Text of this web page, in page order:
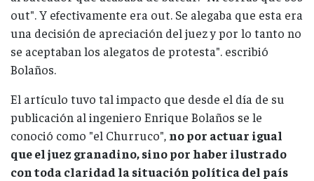
out". Y efectivamente era out. Se alegaba que esta era
una decisión de apreciación del juez y por lo tanto no
se aceptaban los alegatos de protesta". escribió
Bolaños.
El artículo tuvo tal impacto que desde el día de su
publicación al ingeniero Enrique Bolaños se le
conoció como "el Churruco", no por actuar igual
que el juez granadino, sino por haber ilustrado
con toda claridad la situación política del país